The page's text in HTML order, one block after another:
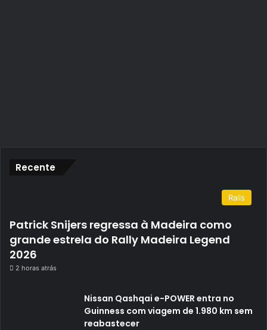
Recente
Ralis
Patrick Snijers regressa à Madeira como
grande estrela do Rally Madeira Legend
2026
2 horas atrás
Nissan Qashqai e-POWER entra no
Guinness com viagem de 1.980 km sem
reabastecer